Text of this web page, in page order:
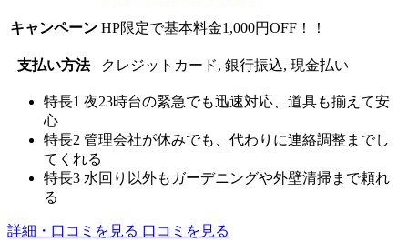
キャンペーン HP限定で基本料金1,000円OFF！！
支払い方法 クレジットカード, 銀行振込, 現金払い
特長1 夜23時台の緊急でも迅速対応、道具も揃えて安
心
特長2 管理会社が休みでも、代わりに連絡調整までし
てくれる
特長3 水回り以外もガーデニングや外壁清掃まで頼れ
る
詳細・口コミを見る 口コミを見る